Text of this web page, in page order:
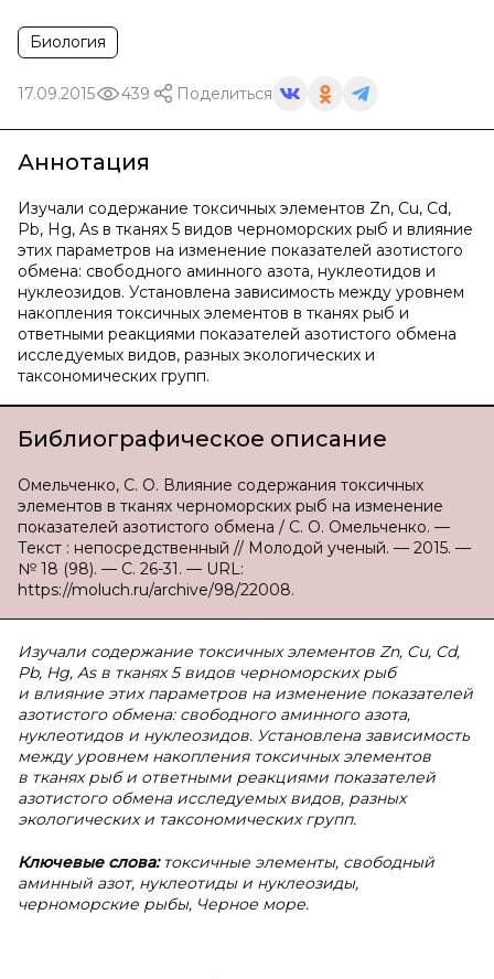
Биология
17.09.2015 439 Поделиться
Аннотация
Изучали содержание токсичных элементов Zn, Cu, Cd,
Pb, Hg, As в тканях 5 видов черноморских рыб и влияние
этих параметров на изменение показателей азотистого
обмена: свободного аминного азота, нуклеотидов и
нуклеозидов. Установлена зависимость между уровнем
накопления токсичных элементов в тканях рыб и
ответными реакциями показателей азотистого обмена
исследуемых видов, разных экологических и
таксономических групп.
Библиографическое описание
Омельченко, С. О. Влияние содержания токсичных
элементов в тканях черноморских рыб на изменение
показателей азотистого обмена / С. О. Омельченко. —
Текст : непосредственный // Молодой ученый. — 2015. —
№ 18 (98). — С. 26-31. — URL:
https://moluch.ru/archive/98/22008.
Изучали содержание токсичных элементов Zn, Cu, Cd,
Pb, Hg, As в тканях 5 видов черноморских рыб
и влияние этих параметров на изменение показателей
азотистого обмена: свободного аминного азота,
нуклеотидов и нуклеозидов. Установлена зависимость
между уровнем накопления токсичных элементов
в тканях рыб и ответными реакциями показателей
азотистого обмена исследуемых видов, разных
экологических и таксономических групп.
Ключевые слова: токсичные элементы, свободный
аминный азот, нуклеотиды и нуклеозиды,
черноморские рыбы, Черное море.